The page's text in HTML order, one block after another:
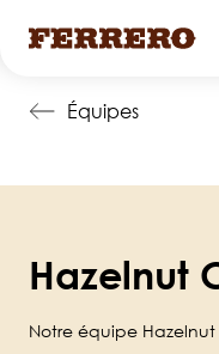
content
Équipes
Hazelnut
Notre équipe